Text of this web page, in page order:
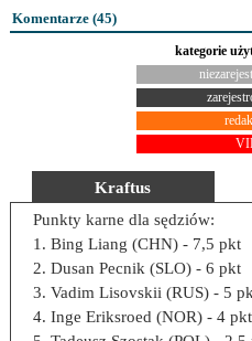
Komentarze (45)
kategorie
Kraftus
Punkty karne dla sędziów:
1. Bing Liang (CHN) - 7,5 pkt
2. Dusan Pecnik (SLO) - 6 pkt
3. Vadim Lisovskii (RUS) - 5
4. Inge Eriksroed (NOR) - 4 pkt